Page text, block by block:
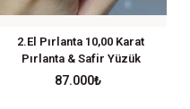
2.El Pırlanta 10,00 Karat
Pırlanta & Safir Yüzük
87.000₺